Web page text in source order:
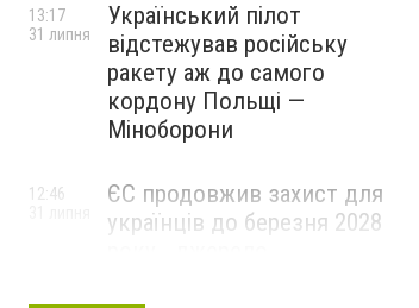
Український пілот
відстежував російську
ракету аж до самого
кордону Польщі —
Міноборони
13:17
31 липня
ЄС продовжив захист для
українців до березня 2028
12:46